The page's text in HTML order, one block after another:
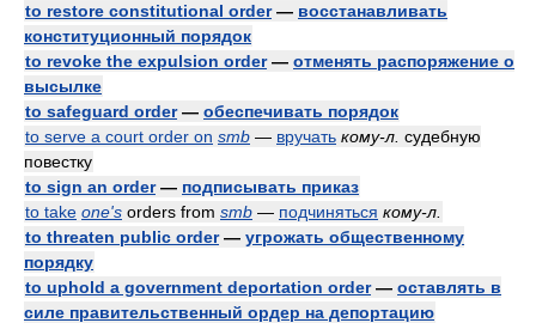
to restore constitutional order— восстанавливать
конституционный порядок
to revoke the expulsion order— отменять распоряжение о
высылке
to safeguard order— обеспечивать порядок
to serve a court order on smb — вручать кому-л. судебную
повестку
to sign an order— подписывать приказ
to take one's orders from smb — подчиняться кому-л.
to threaten public order— угрожать общественному
порядку
to uphold a government deportation order— оставлять в
силе правительственный ордер на депортацию